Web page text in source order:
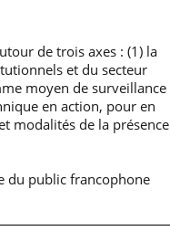
de trois axes : (1) la
et du secteur
moyen de surveillance
en action, pour en
modalités de la présence
du public francophone